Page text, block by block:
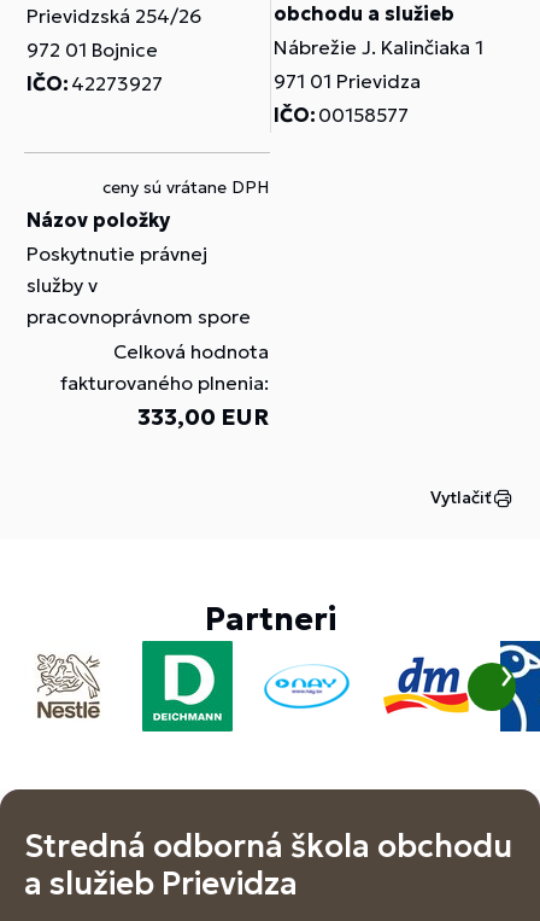
Prievidzská 254/26
972 01 Bojnice
IČO: 42273927
obchodu a služieb
Nábrežie J. Kalinčiaka 1
971 01 Prievidza
IČO: 00158577
ceny sú vrátane DPH
Názov položky
Poskytnutie právnej
služby v
pracovnoprávnom spore
Celková hodnota
fakturovaného plnenia:
333,00 EUR
Vytlačiť
Partneri
Stredná odborná škola obchodu
a služieb Prievidza